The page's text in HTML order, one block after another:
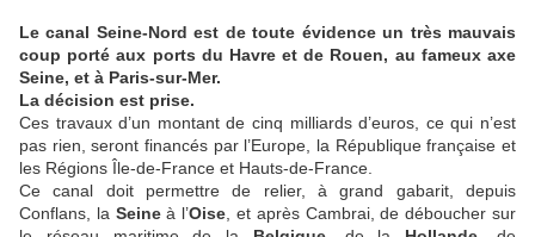
Le canal Seine-Nord est de toute évidence un très mauvais
coup porté aux ports du Havre et de Rouen, au fameux axe
Seine, et à Paris-sur-Mer.
La décision est prise.
Ces travaux d’un montant de cinq milliards d’euros, ce qui n’est
pas rien, seront financés par l’Europe, la République française et
les Régions Île-de-France et Hauts-de-France.
Ce canal doit permettre de relier, à grand gabarit, depuis
Conflans, la Seineà l’Oise , et après Cambrai, de déboucher sur